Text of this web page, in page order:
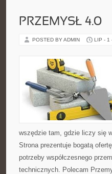
PRZEMYSŁ 4.0
POSTED BY ADMIN LIP - 1
wszędzie tam, gdzie liczy się
Strona prezentuje bogatą
potrzeby współczesnego
technicznych. Polecam